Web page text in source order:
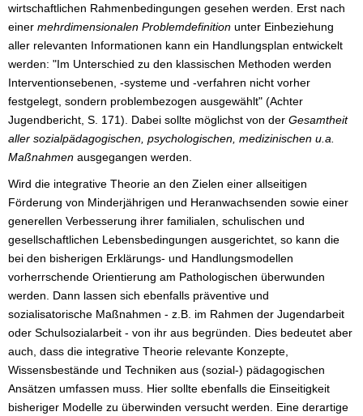
wirtschaftlichen Rahmenbedingungen gesehen werden. Erst nach
einer mehrdimensionalen Problemdefinition unter Einbeziehung
aller relevanten Informationen kann ein Handlungsplan entwickelt
werden: "Im Unterschied zu den klassischen Methoden werden
Interventionsebenen, -systeme und -verfahren nicht vorher
festgelegt, sondern problembezogen ausgewählt" (Achter
Jugendbericht, S. 171). Dabei sollte möglichst von der Gesamtheit
aller sozialpädagogischen, psychologischen, medizinischen u.a.
Maßnahmen ausgegangen werden.
Wird die integrative Theorie an den Zielen einer allseitigen
Förderung von Minderjährigen und Heranwachsenden sowie einer
generellen Verbesserung ihrer familialen, schulischen und
gesellschaftlichen Lebensbedingungen ausgerichtet, so kann die
bei den bisherigen Erklärungs- und Handlungsmodellen
vorherrschende Orientierung am Pathologischen überwunden
werden. Dann lassen sich ebenfalls präventive und
sozialisatorische Maßnahmen - z.B. im Rahmen der Jugendarbeit
oder Schulsozialarbeit - von ihr aus begründen. Dies bedeutet aber
auch, dass die integrative Theorie relevante Konzepte,
Wissensbestände und Techniken aus (sozial-) pädagogischen
Ansätzen umfassen muss. Hier sollte ebenfalls die Einseitigkeit
bisheriger Modelle zu überwinden versucht werden. Eine derartige